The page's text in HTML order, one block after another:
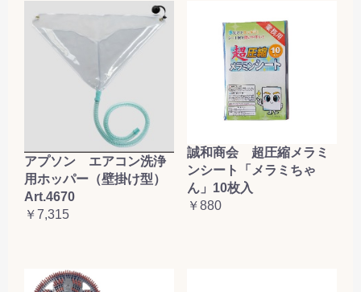
アプソン エアコン洗浄
用ホッパー（壁掛け型）
Art.4670
￥7,315
誠和商会 超圧縮メラミ
ンシート「メラミちゃ
ん」10枚入
￥880